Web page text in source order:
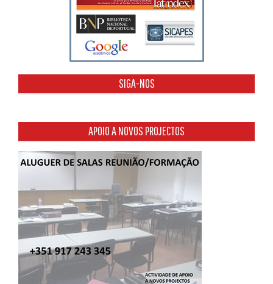
SIGA-NOS
APOIO A NOVOS PROJECTOS